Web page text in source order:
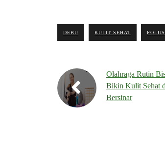
DEBU KULIT SEHAT
Olahraga Rutin
Bikin Kulit Sehat
Bersinar